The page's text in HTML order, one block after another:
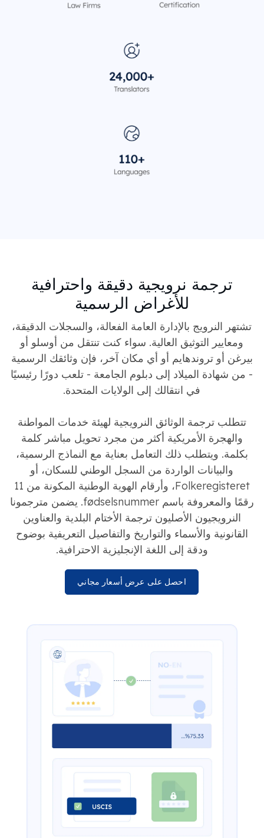
ترجمة نرويجية دقيقة واحترافية
للأغراض الرسمية
تشتهر النرويج بالإدارة العامة الفعالة، والسجلات الدقيقة،
ومعايير التوثيق العالية. سواء كنت تنتقل من أوسلو أو
بيرغن أو تروندهايم أو أي مكان آخر، فإن وثائقك الرسمية
- من شهادة الميلاد إلى دبلوم الجامعة - تلعب دورًا رئيسيًا
في انتقالك إلى الولايات المتحدة.
تتطلب ترجمة الوثائق النرويجية لهيئة خدمات المواطنة
والهجرة الأمريكية أكثر من مجرد تحويل مباشر كلمة
بكلمة. ويتطلب ذلك التعامل بعناية مع النماذج الرسمية،
والبيانات الواردة من السجل الوطني للسكان، أو
Folkeregisteret، وأرقام الهوية الوطنية المكونة من 11
رقمًا والمعروفة باسم fødselsnummer. يضمن مترجمونا
النرويجيون الأصليون ترجمة الأختام البلدية والعناوين
القانونية والأسماء والتواريخ والتفاصيل التعريفية بوضوح
ودقة إلى اللغة الإنجليزية الاحترافية.
احصل على عرض أسعار مجاني